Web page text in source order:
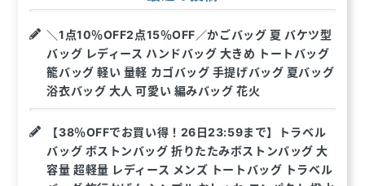
＼1点10％OFF2点15％OFF／かごバッグ 夏 バケツ型
バッグ レディース ハンドバッグ 大きめ トートバッグ
籠バッグ 軽い 量軽 カゴバッグ 手提げバッグ 夏バッグ
浴衣バッグ 大人 可愛い 編みバッグ 花火
【38％OFFでお買い得！26日23:59まで】トラベル
バッグ ボストンバッグ 折りたたみボストンバッグ 大
容量 超軽量 レディース メンズ トートバッグ トラベル